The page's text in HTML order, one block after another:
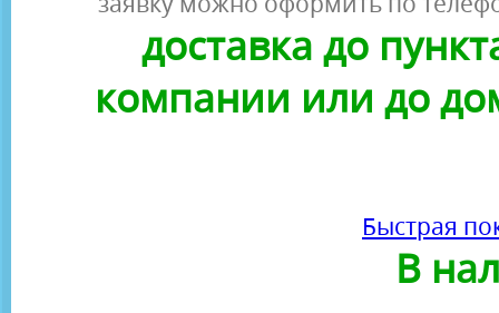
доставка до
компании или до
Быстрая
В